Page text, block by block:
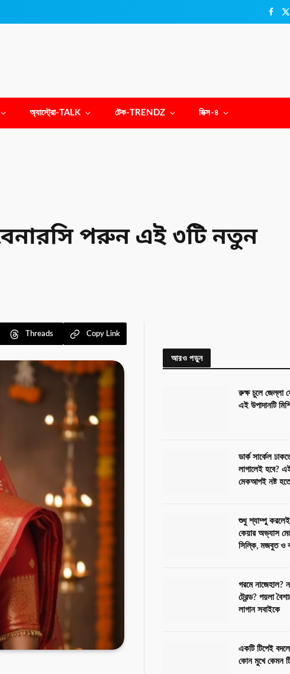
X
অ্যাস্ট্রো-TALK টেক-TRENDZ মিক্স-৪
পরুন এই ৩টি নতুন
Threads Copy Link
আরও পড়ুন
রুক্ষ চুলে জেল্লা
এই উপাদানটি
ডার্ক সার্কেল
লাগালেই হবে?
মেকআপই নষ্ট হতে
শুধু শ্যাম্পু
কেয়ার অভ্যাস
সিল্কি, মজবুত ও
গরমে নাজেহাল?
ট্রেন্ড? পয়লা
লাগান সবাইকে
একটি টিপেই
কোন মুখে কেমন